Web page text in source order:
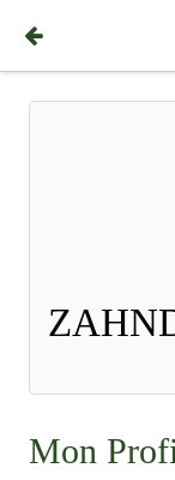
Mon